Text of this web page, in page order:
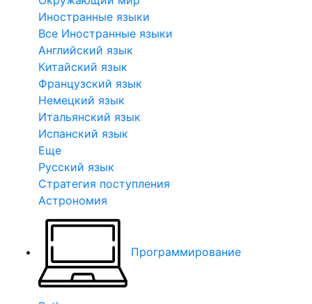
Иностранные языки
Все Иностранные языки
Английский язык
Китайский язык
Французский язык
Немецкий язык
Итальянский язык
Испанский язык
Еще
Русский язык
Стратегия поступления
Астрономия
Программирование